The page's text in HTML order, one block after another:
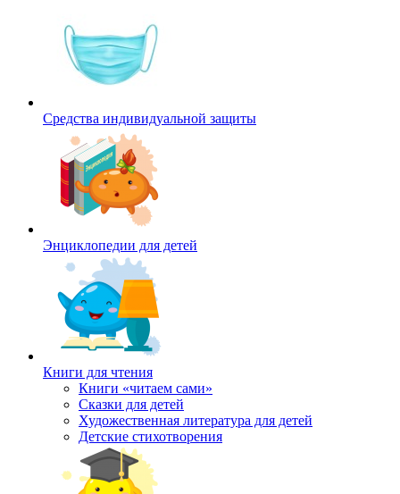
Средства индивидуальной защиты
Энциклопедии для детей
Книги для чтения
Книги «читаем сами»
Сказки для детей
Художественная литература для детей
Детские стихотворения